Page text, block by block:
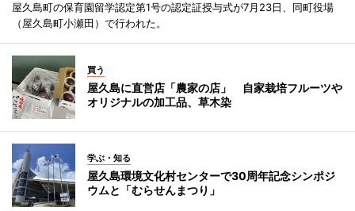
屋久島町の保育園留学認定第1号の認定証授与式が7月23日、同町役場
（屋久島町小瀬田）で行われた。
買う
屋久島に直営店「農家の店」 自家栽培フルーツや
オリジナルの加工品、草木染
学ぶ・知る
屋久島環境文化村センターで30周年記念シンポジ
ウムと「むらせんまつり」